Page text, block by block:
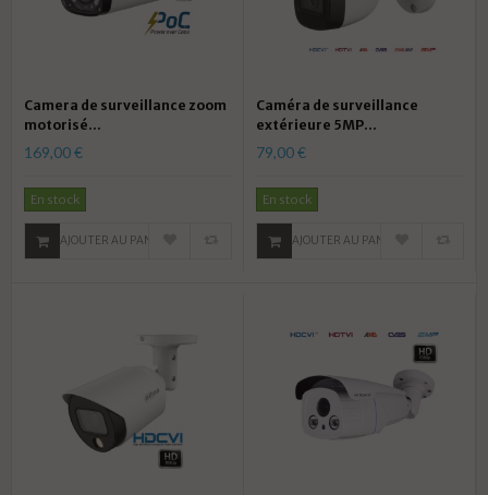
Camera de surveillance zoom
motorisé...
169,00 €
En stock
AJOUTER AU PANIER
Caméra de surveillance
extérieure 5MP...
79,00 €
En stock
AJOUTER AU PANIER